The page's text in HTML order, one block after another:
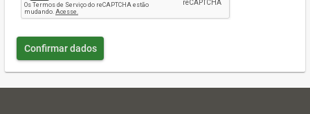
Confirmar dados